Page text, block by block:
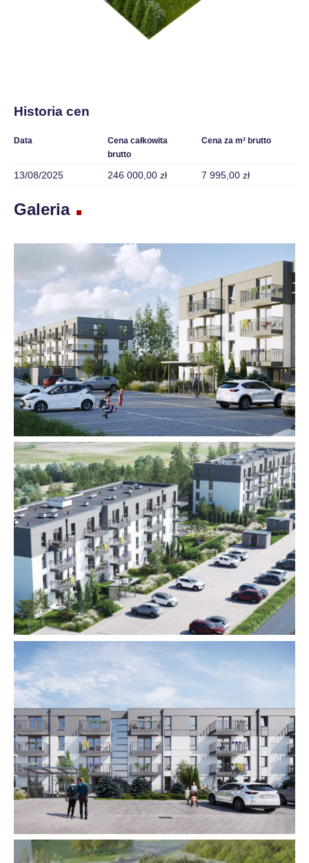
Historia cen
Data
Cena całkowita
brutto
Cena za m² brutto
13/08/2025 246 000,00 zł 7 995,00 zł
Galeria